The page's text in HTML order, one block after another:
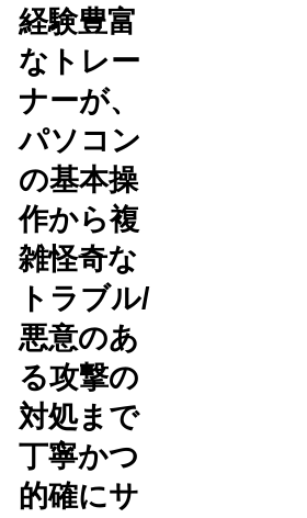
経験豊富
なトレー
ナーが、
パソコン
の基本操
作から複
雑怪奇な
トラブル/
悪意のあ
る攻撃の
対処まで
丁寧かつ
的確にサ